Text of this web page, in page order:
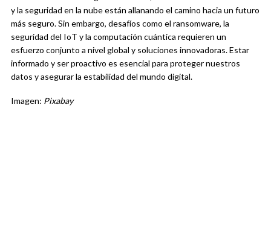
y la seguridad en la nube están allanando el camino hacia un futuro
más seguro. Sin embargo, desafíos como el ransomware, la
seguridad del IoT y la computación cuántica requieren un
esfuerzo conjunto a nivel global y soluciones innovadoras. Estar
informado y ser proactivo es esencial para proteger nuestros
datos y asegurar la estabilidad del mundo digital.
Imagen: Pixabay